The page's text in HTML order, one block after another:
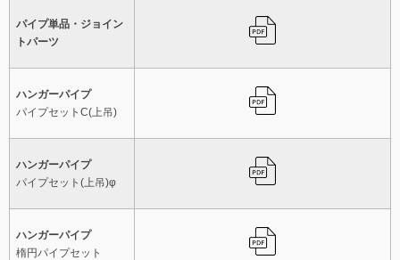
パイプ単品・ジョイン
トパーツ
ハンガーパイプ
パイプセットC(上吊)
ハンガーパイプ
パイプセット(上吊)φ
ハンガーパイプ
楕円パイプセット